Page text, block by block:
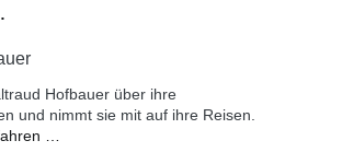
Hofbauer über ihre
und nimmt sie mit auf ihre Reisen.
…